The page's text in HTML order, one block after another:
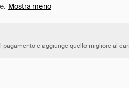
Mostra meno
e aggiunge quello migliore al